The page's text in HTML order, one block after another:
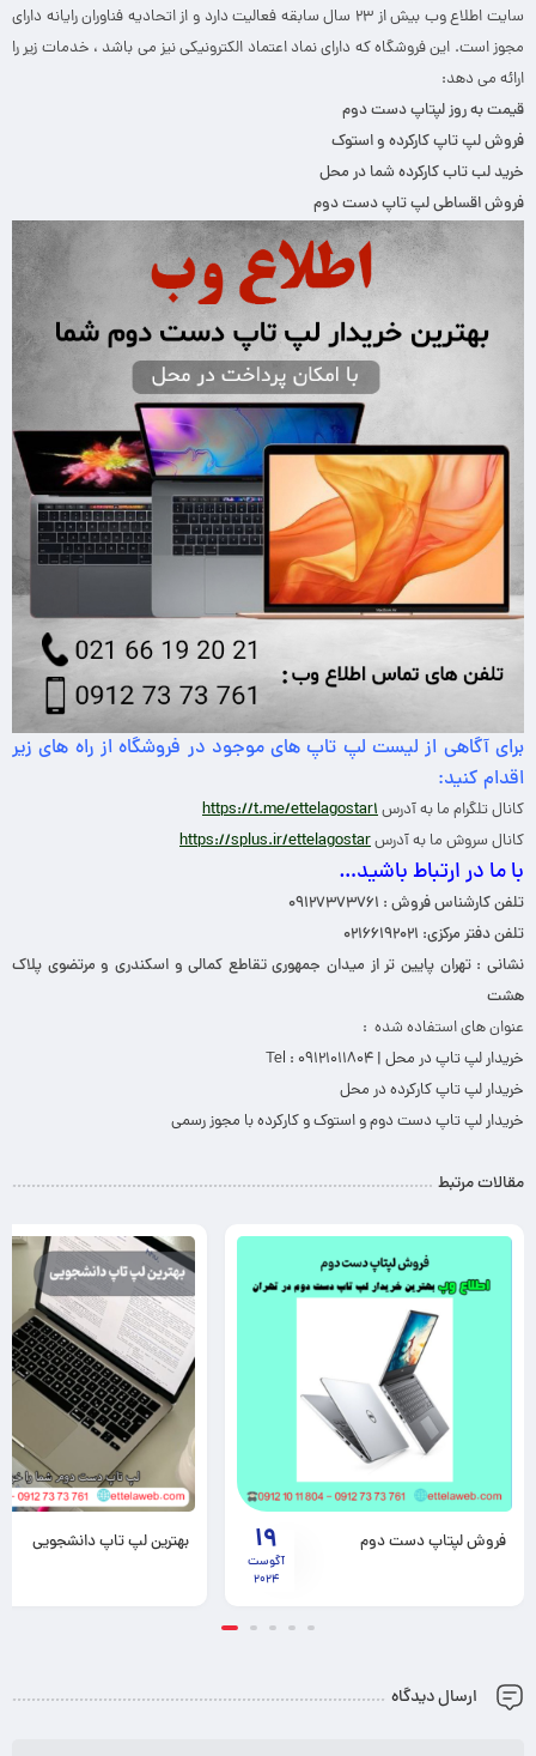
سایت اطلاع وب بیش از ۲۳ سال سابقه فعالیت دارد و از اتحادیه فناوران رایانه دارای
مجوز است. این فروشگاه که دارای نماد اعتماد الکترونیکی نیز می باشد ، خدمات زیر را
ارائه می دهد:
قیمت به روز لپتاپ دست دوم
فروش لپ تاپ کارکرده و استوک
خرید لب تاب کارکرده شما در محل
فروش اقساطی لپ تاپ دست دوم
برای آگاهی از لیست لپ تاپ های موجود در فروشگاه از راه های زیر
اقدام کنید:
کانال تلگرام ما به آدرسhttps://t.me/ettelagostar1
کانال سروش ما به آدرسhttps://splus.ir/ettelagostar
با ما در ارتباط باشید…
تلفن کارشناس فروش : ۰۹۱۲۷۳۷۳۷۶۱
تلفن دفتر مرکزی: ۰۲۱۶۶۱۹۲۰۲۱
نشانی : تهران پایین تر از میدان جمهوری تقاطع کمالی و اسکندری و مرتضوی پلاک
هشت
عنوان های استفاده شده :
خریدار لپ تاپ در محل | Tel : 09121011804
خریدار لپ تاپ کارکرده در محل
خریدار لپ تاپ دست دوم و استوک و کارکرده با مجوز رسمی
مقالات مرتبط
19
آگوست
2024
فروش لپتاپ دست دوم بهترین لپ تاپ دانشجویی
ارسال دیدگاه